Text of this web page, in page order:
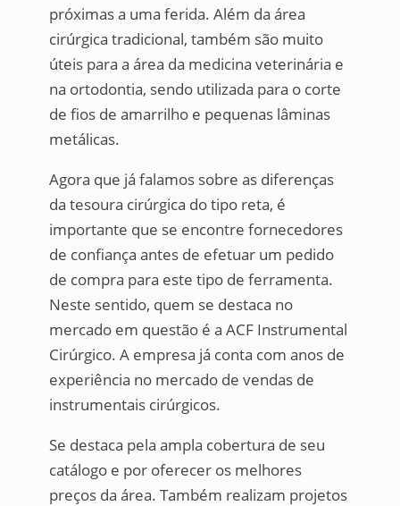
próximas a uma ferida. Além da área
cirúrgica tradicional, também são muito
úteis para a área da medicina veterinária e
na ortodontia, sendo utilizada para o corte
de fios de amarrilho e pequenas lâminas
metálicas.
Agora que já falamos sobre as diferenças
da tesoura cirúrgica do tipo reta, é
importante que se encontre fornecedores
de confiança antes de efetuar um pedido
de compra para este tipo de ferramenta.
Neste sentido, quem se destaca no
mercado em questão é a ACF Instrumental
Cirúrgico. A empresa já conta com anos de
experiência no mercado de vendas de
instrumentais cirúrgicos.
Se destaca pela ampla cobertura de seu
catálogo e por oferecer os melhores
preços da área. Também realizam projetos